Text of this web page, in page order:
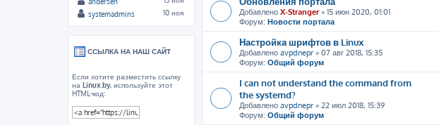
Добавлено X-Stranger» 15 июн 2020, 01:01
Форум: Новости портала
Настройка шрифтов в Linux
Добавлено avpdnepr » 07 авг 2018, 15:35
Форум: Общий форум
I can not understand the command from
the systemd?
Добавлено avpdnepr » 22 июл 2018, 15:39
Форум: Общий форум
systemadmins
10 ноя
ССЫЛКА НА НАШ САЙТ
Если хотите разместить ссылку
на Linux.by, используйте этот
HTML-код: